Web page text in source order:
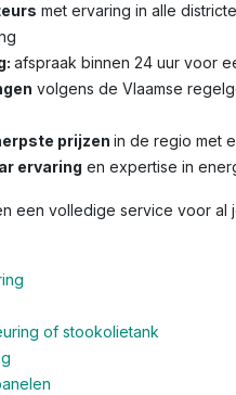
met ervaring in alle
afspraak binnen 24 uur voor
volgens de Vlaamse
prijzen in de regio met
ervaring en expertise in
een volledige service voor al
of stookolietank